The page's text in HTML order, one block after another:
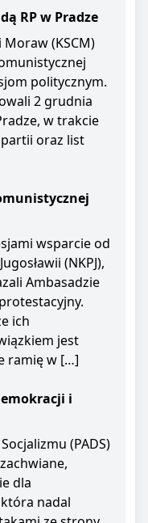
RP w Pradze
(KSCM)
politycznym.
2 grudnia
w trakcie
oraz list
wsparcie od
(NKPJ),
Ambasadzie
ich
jest
ramię w […]
i
(PADS)
dla
nadal